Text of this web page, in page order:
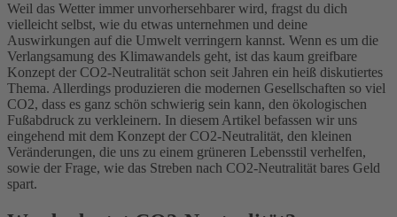
Weil das Wetter immer unvorhersehbarer wird, fragst du dich
vielleicht selbst, wie du etwas unternehmen und deine
Auswirkungen auf die Umwelt verringern kannst. Wenn es um die
Verlangsamung des Klimawandels geht, ist das kaum greifbare
Konzept der CO2-Neutralität schon seit Jahren ein heiß diskutiertes
Thema. Allerdings produzieren die modernen Gesellschaften so viel
CO2, dass es ganz schön schwierig sein kann, den ökologischen
Fußabdruck zu verkleinern. In diesem Artikel befassen wir uns
eingehend mit dem Konzept der CO2-Neutralität, den kleinen
Veränderungen, die uns zu einem grüneren Lebensstil verhelfen,
sowie der Frage, wie das Streben nach CO2-Neutralität bares Geld
spart.